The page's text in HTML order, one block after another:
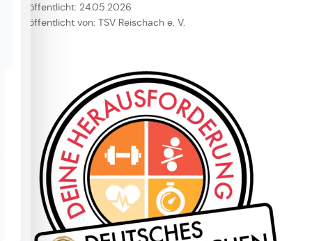
Veröffentlicht: 24.05.2026
Veröffentlicht von: TSV Reischach e. V.